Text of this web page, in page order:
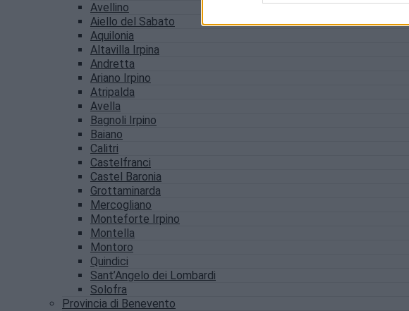
Avellino
Aiello del Sabato
Aquilonia
Altavilla Irpina
Andretta
Ariano Irpino
Atripalda
Avella
Bagnoli Irpino
Baiano
Calitri
Castelfranci
Castel Baronia
Grottaminarda
Mercogliano
Monteforte Irpino
Montella
Montoro
Quindici
Sant’Angelo dei Lombardi
Solofra
Provincia di Benevento